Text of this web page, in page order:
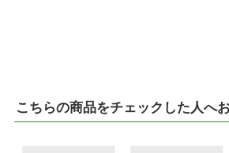
こちらの商品をチェックした人へ